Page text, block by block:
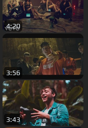
4:20
3:56
3:43